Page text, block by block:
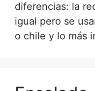
diferencias: la
igual pero se
o chile y lo más